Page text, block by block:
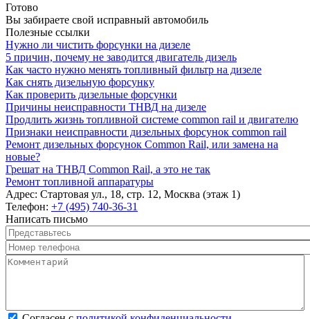
Готово
Вы забираете свой исправный автомобиль
Полезные ссылки
Нужно ли чистить форсунки на дизеле
5 причин, почему не заводится двигатель дизель
Как часто нужно менять топливный фильтр на дизеле
Как снять дизельную форсунку
Как проверить дизельные форсунки
Причины неисправности ТНВД на дизеле
Продлить жизнь топливной системе common rail и двигателю
Признаки неисправности дизельных форсунок common rail
Ремонт дизельных форсунок Common Rail, или замена на
новые?
Грешат на ТНВД Common Rail, а это не так
Ремонт топливной аппаратуры
Адрес: Стартовая ул., 18, стр. 12, Москва (этаж 1)
Телефон: +7 (495) 740-36-31
Написать письмо
Представьтесь
Номер телефона
Комментарий
Согласен с политикой конфиденциальности*